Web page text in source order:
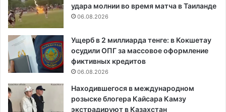
удара молнии во время матча в Таиланде
06.08.2026
Ущерб в 2 миллиарда тенге: в Кокшетау
осудили ОПГ за массовое оформление
фиктивных кредитов
06.08.2026
Находившегося в международном
розыске блогера Кайсара Камзу
экстрадируют в Казахстан